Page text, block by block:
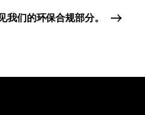
我们的环保合规部分。